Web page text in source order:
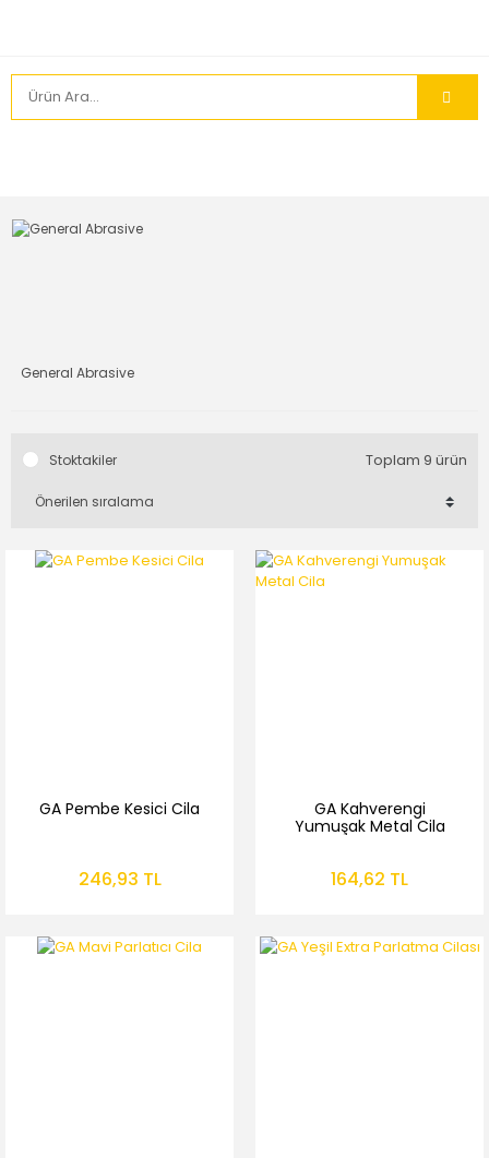
General Abrasive
Stoktakiler Toplam 9 ürün
GA Pembe Kesici Cila
246,93 TL
GA Kahverengi
Yumuşak Metal Cila
164,62 TL